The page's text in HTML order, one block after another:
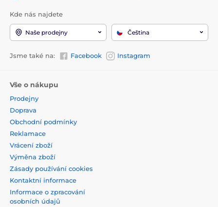
Kde nás najdete
Naše prodejny Čeština
Jsme také na: Facebook Instagram
Vše o nákupu
Prodejny
Doprava
Obchodní podmínky
Reklamace
Vrácení zboží
Výměna zboží
Zásady používání cookies
Kontaktní informace
Informace o zpracování
osobních údajů